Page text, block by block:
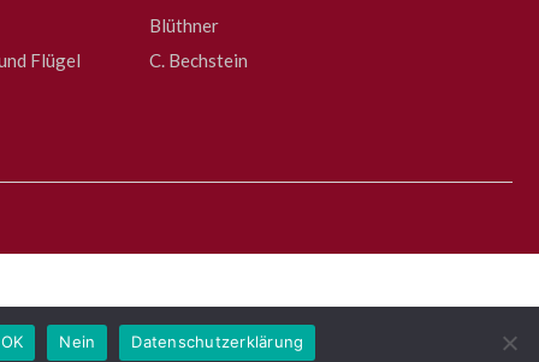
Flügel
Blüthner
C. Bechstein
OK Nein Datenschutzerklärung